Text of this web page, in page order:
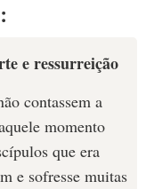
e ressurreição
contassem a
momento
que era
e sofresse muitas